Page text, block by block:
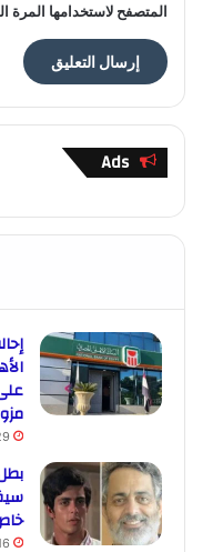
المتصفح لاستخدامها المرة
Ads
29
16